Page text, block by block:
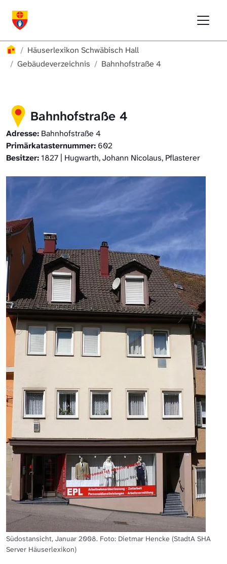
Häuserlexikon
Häuserlexikon Schwäbisch Hall
Gebäudeverzeichnis
Bahnhofstraße 4
Bahnhofstraße 4
Adresse: Bahnhofstraße 4
Primärkatasternummer: 602
Besitzer:1827 | Hugwarth, Johann Nicolaus, Pflasterer
Südostansicht, Januar 2008. Foto: Dietmar Hencke (StadtA SHA
Server Häuserlexikon)
Häuserlexikon Steinbach
Digitale Nachschlagewerke
Gebäudeverzeichnis